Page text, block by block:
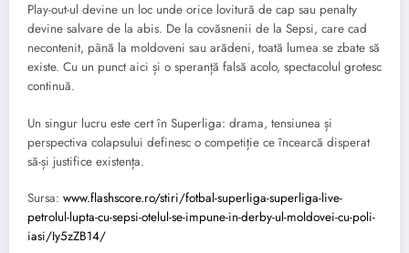
Play-out-ul devine un loc unde orice lovitură de cap sau penalty
devine salvare de la abis. De la covăsnenii de la Sepsi, care cad
necontenit, până la moldoveni sau arădeni, toată lumea se zbate să
existe. Cu un punct aici și o speranță falsă acolo, spectacolul grotesc
continuă.
Un singur lucru este cert în Superliga: drama, tensiunea și
perspectiva colapsului definesc o competiție ce încearcă disperat
să-și justifice existența.
Sursa: www.flashscore.ro/stiri/fotbal-superliga-superliga-live-
petrolul-lupta-cu-sepsi-otelul-se-impune-in-derby-ul-moldovei-cu-poli-
iasi/Iy5zZB14/